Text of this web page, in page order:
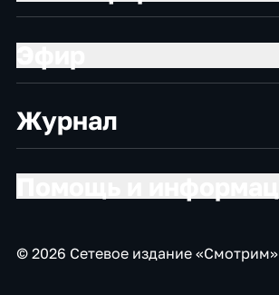
Журнал
© 2026 Сетевое издание «Смотрим»